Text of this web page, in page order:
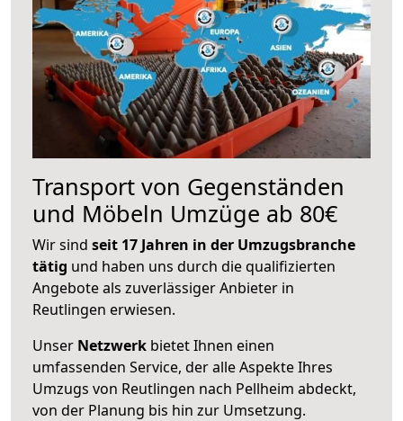
Transport von Gegenständen
und Möbeln Umzüge ab 80€
Wir sind seit 17 Jahren in der Umzugsbranche
tätig und haben uns durch die qualifizierten
Angebote als zuverlässiger Anbieter in
Reutlingen erwiesen.
Unser Netzwerk bietet Ihnen einen
umfassenden Service, der alle Aspekte Ihres
Umzugs von Reutlingen nach Pellheim abdeckt,
von der Planung bis hin zur Umsetzung.